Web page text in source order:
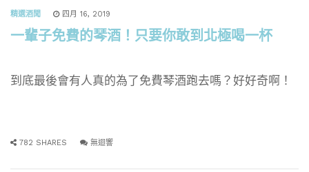
精選酒聞 四月 16, 2019
一輩子免費的琴酒！只要你敢到北極喝一杯
到底最後會有人真的為了免費琴酒跑去嗎？好好奇啊！
782 SHARES 無迴響